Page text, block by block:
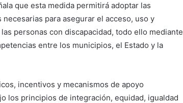
que esta medida permitirá adoptar las
para asegurar el acceso, uso y
personas con discapacidad, todo ello mediante
entre los municipios, el Estado y la
incentivos y mecanismos de apoyo
los principios de integración, equidad, igualdad